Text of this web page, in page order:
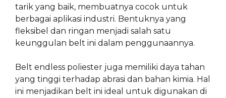
tarik yang baik, membuatnya cocok untuk
berbagai aplikasi industri. Bentuknya yang
fleksibel dan ringan menjadi salah satu
keunggulan belt ini dalam penggunaannya.
Belt endless poliester juga memiliki daya tahan
yang tinggi terhadap abrasi dan bahan kimia. Hal
ini menjadikan belt ini ideal untuk digunakan di